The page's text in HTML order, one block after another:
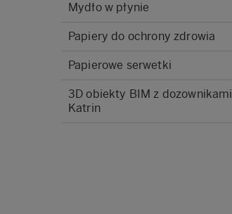
Mydło w płynie
Papiery do ochrony zdrowia
Papierowe serwetki
3D obiekty BIM z dozownikami
Katrin